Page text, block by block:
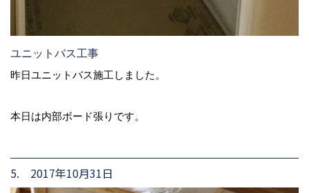
ユニットバス工事
昨日ユニットバス施工しました。
本日は内部ボード張りです。
5. 2017年10月31日